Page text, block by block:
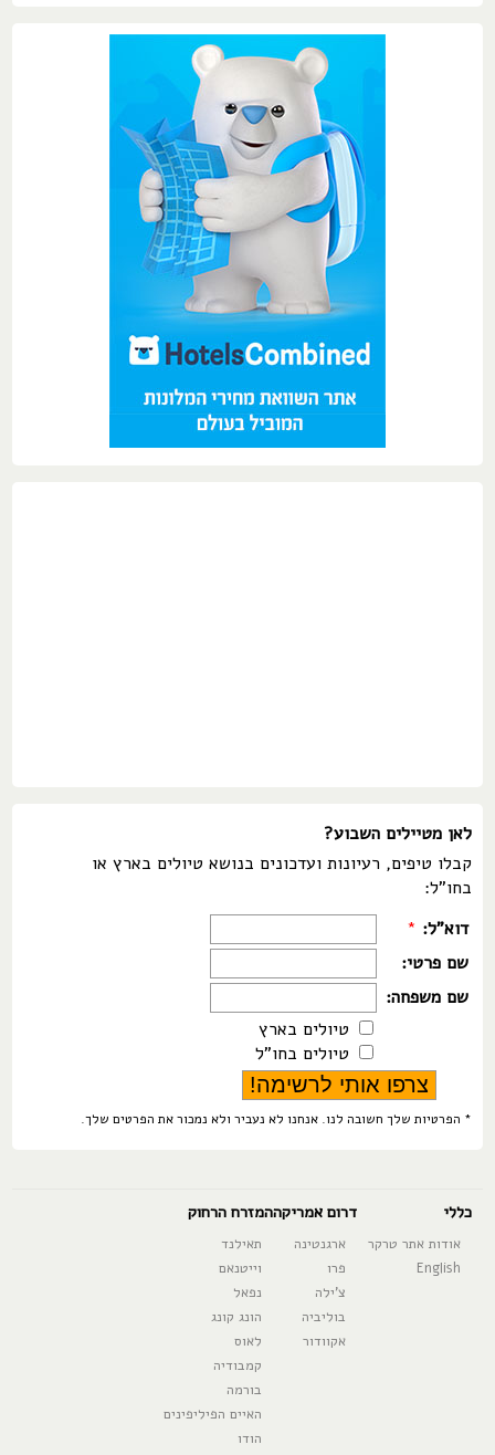
לאן מטיילים השבוע?
קבלו טיפים, רעיונות ועדכונים בנושא טיולים בארץ או
בחו"ל:
דוא"ל: *
שם פרטי:
שם משפחה:
טיולים בארץ
טיולים בחו"ל
* הפרטיות שלך חשובה לנו. אנחנו לא נעביר ולא נמכור את הפרטים שלך.
כללי
אודות אתר טרקר
English
דרום אמריקה
ארגנטינה
פרו
צ'ילה
בוליביה
אקוודור
המזרח הרחוק
תאילנד
וייטנאם
נפאל
הונג קונג
לאוס
קמבודיה
בורמה
האיים הפיליפינים
הודו